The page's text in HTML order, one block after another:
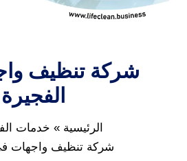
شركة تنظيف
الفجيرة
الرئيسية
خدمات
شركة تنظيف واجهات